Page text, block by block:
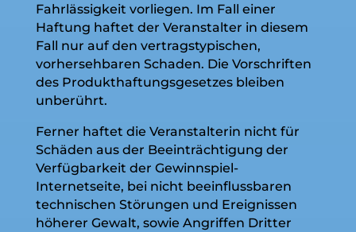
Fahrlässigkeit vorliegen. Im Fall einer
Haftung haftet der Veranstalter in diesem
Fall nur auf den vertragstypischen,
vorhersehbaren Schaden. Die Vorschriften
des Produkthaftungsgesetzes bleiben
unberührt.
Ferner haftet die Veranstalterin nicht für
Schäden aus der Beeinträchtigung der
Verfügbarkeit der Gewinnspiel-
Internetseite, bei nicht beeinflussbaren
technischen Störungen und Ereignissen
höherer Gewalt, sowie Angriffen Dritter